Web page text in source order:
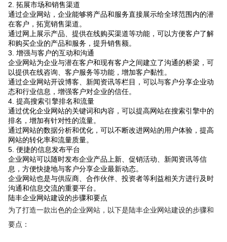
2. 拓展市场和销售渠道
通过企业网站，企业能够将产品和服务直接展示给全球范围内的潜
在客户，拓宽销售渠道。
通过网上展示产品、提供在线购买渠道等功能，可以方便客户了解
和购买企业的产品和服务，提升销售额。
3. 增强与客户的互动和沟通
企业网站为企业与潜在客户和现有客户之间建立了沟通的桥梁，可
以提供在线咨询、客户服务等功能，增加客户黏性。
通过企业网站开设博客、新闻资讯等栏目，可以与客户分享企业动
态和行业信息，增强客户对企业的信任。
4. 提高搜索引擎排名和流量
通过优化企业网站的关键词和内容，可以提高网站在搜索引擎中的
排名，增加有针对性的流量。
通过网站的数据分析和优化，可以不断改进网站的用户体验，提高
网站的转化率和流量质量。
5. 便捷的信息发布平台
企业网站可以随时发布企业产品上新、促销活动、新闻资讯等信
息，方便快捷地与客户分享企业最新动态。
企业网站也是与供应商、合作伙伴、投资者等利益相关方进行及时
沟通和信息交流的重要平台。
陆丰企业网站建设的步骤和要点
为了打造一款出色的企业网站，以下是陆丰企业网站建设的步骤和
要点：